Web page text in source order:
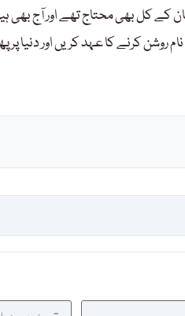
کے کل بھی محتاج تھے اور آج
روشن کرنے کا عہد کریں اور دنیا